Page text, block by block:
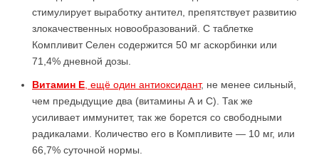
стимулирует выработку антител, препятствует развитию
злокачественных новообразований. С таблетке
Компливит Селен содержится 50 мг аскорбинки или
71,4% дневной дозы.
Витамин Е , ещё один антиоксидант, не менее сильный,
чем предыдущие два (витамины А и С). Так же
усиливает иммунитет, так же борется со свободными
радикалами. Количество его в Компливите — 10 мг, или
66,7% суточной нормы.